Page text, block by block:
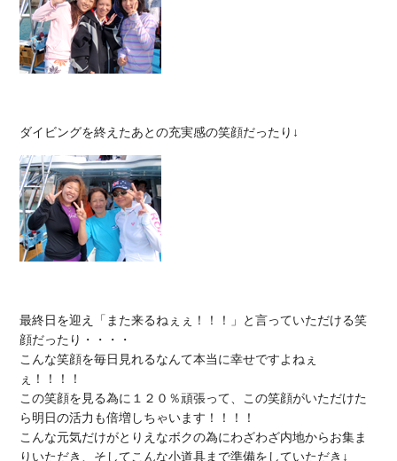
最終日を迎え「また来るねぇぇ！！！」と言っていただける笑
顔だったり・・・・
こんな笑顔を毎日見れるなんて本当に幸せですよねぇ
ぇ！！！！
この笑顔を見る為に１２０％頑張って、この笑顔がいただけた
ら明日の活力も倍増しちゃいます！！！！
こんな元気だけがとりえなボクの為にわざわざ内地からお集ま